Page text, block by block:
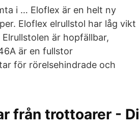
i … Eloflex är en helt ny
Eloflex elrullstol har låg vikt
är hopfällbar,
är en fullstor
för rörelsehindrade och
från trottoarer - Di